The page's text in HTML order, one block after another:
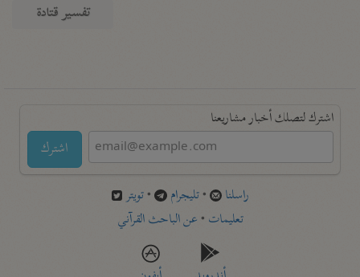
تفسير قتادة
اشترك لتصلك أخبار مشاريعنا
اشترك
راسلنا •تليجرام •تويتر
تعليمات •عن الباحث القرآني